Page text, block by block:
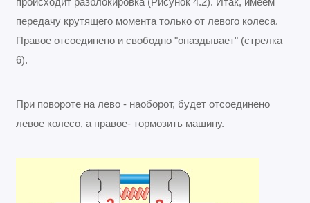
передачу крутящего момента только от левого колеса.
Правое отсоединено и свободно "опаздывает" (стрелка
6).
При повороте на лево - наоборот, будет отсоединено
левое колесо, а правое- тормозить машину.